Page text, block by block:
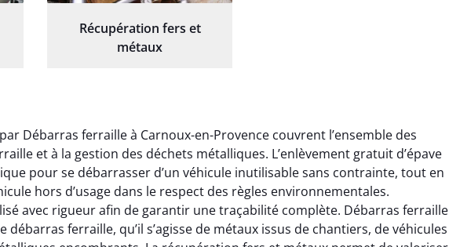
Récupération fers et
métaux
Débarras ferraille à Carnoux-en-Provence couvrent l’ensemble des
et à la gestion des déchets métalliques. L’enlèvement gratuit d’épave
pour se débarrasser d’un véhicule inutilisable sans contrainte, tout en
hors d’usage dans le respect des règles environnementales.
avec rigueur afin de garantir une traçabilité complète. Débarras ferraille
ferraille, qu’il s’agisse de métaux issus de chantiers, de véhicules